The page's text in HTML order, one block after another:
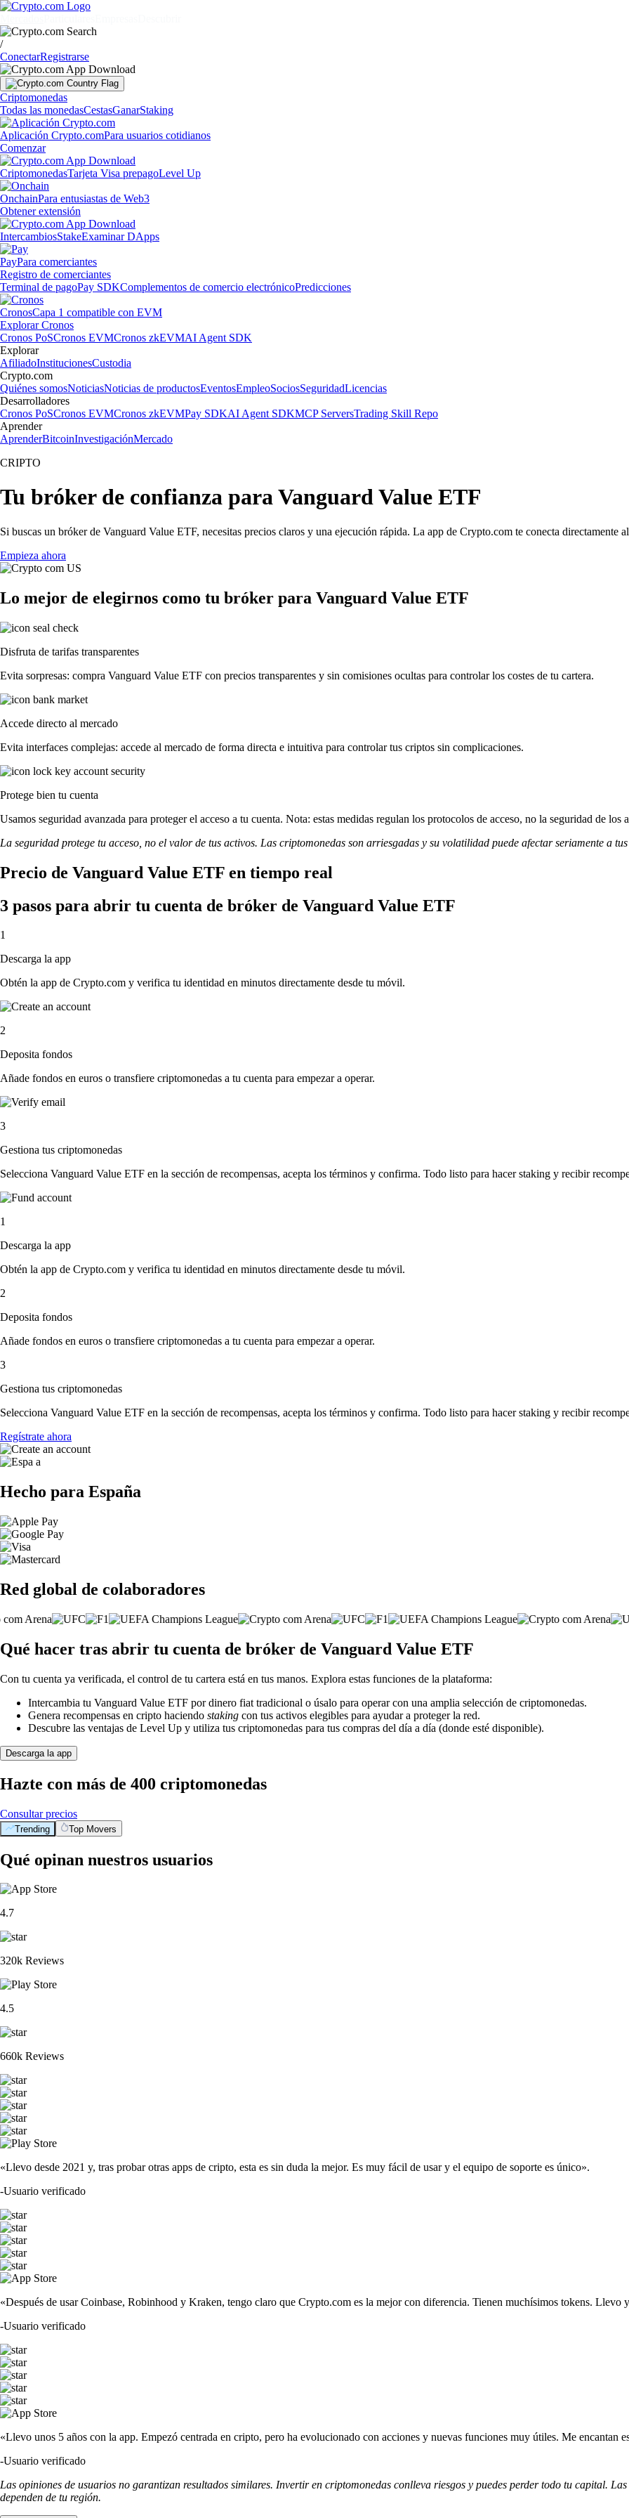
/
ConectarRegistrarse
Criptomonedas
Todas las monedasCestasGanarStaking
Aplicación Crypto.comPara usuarios cotidianos
Comenzar
CriptomonedasTarjeta Visa prepagoLevel Up
OnchainPara entusiastas de Web3
Obtener extensión
IntercambiosStakeExaminar DApps
PayPara comerciantes
Registro de comerciantes
Terminal de pagoPay SDKComplementos de comercio electrónicoPredicciones
CronosCapa 1 compatible con EVM
Explorar Cronos
Cronos PoSCronos EVMCronos zkEVMAI Agent SDK
Explorar
AfiliadoInstitucionesCustodia
Crypto.com
Quiénes somosNoticiasNoticias de productosEventosEmpleoSociosSeguridadLicencias
Desarrolladores
Cronos PoSCronos EVMCronos zkEVMPay SDKAI Agent SDKMCP ServersTrading Skill Repo
Aprender
AprenderBitcoinInvestigaciónMercado
CRIPTO
Tu bróker de confianza para Vanguard Value ETF
Si buscas un bróker de Vanguard Value ETF, necesitas precios claros y una ejecución rápida. La app de Crypto.com te conecta directamente
Empieza ahora
Lo mejor de elegirnos como tu bróker para Vanguard Value ETF
Disfruta de tarifas transparentes
Evita sorpresas: compra Vanguard Value ETF con precios transparentes y sin comisiones ocultas para controlar los costes de tu cartera.
Accede directo al mercado
Evita interfaces complejas: accede al mercado de forma directa e intuitiva para controlar tus criptos sin complicaciones.
Protege bien tu cuenta
Usamos seguridad avanzada para proteger el acceso a tu cuenta. Nota: estas medidas regulan los protocolos de acceso, no la seguridad de los
La seguridad protege tu acceso, no el valor de tus activos. Las criptomonedas son arriesgadas y su volatilidad puede afectar seriamente a
Precio de Vanguard Value ETF en tiempo real
3 pasos para abrir tu cuenta de bróker de Vanguard Value ETF
1
Descarga la app
Obtén la app de Crypto.com y verifica tu identidad en minutos directamente desde tu móvil.
2
Deposita fondos
Añade fondos en euros o transfiere criptomonedas a tu cuenta para empezar a operar.
3
Gestiona tus criptomonedas
Selecciona Vanguard Value ETF en la sección de recompensas, acepta los términos y confirma. Todo listo para hacer staking y recibir
1
Descarga la app
Obtén la app de Crypto.com y verifica tu identidad en minutos directamente desde tu móvil.
2
Deposita fondos
Añade fondos en euros o transfiere criptomonedas a tu cuenta para empezar a operar.
3
Gestiona tus criptomonedas
Selecciona Vanguard Value ETF en la sección de recompensas, acepta los términos y confirma. Todo listo para hacer staking y recibir
Regístrate ahora
Hecho para España
Red global de colaboradores
Qué hacer tras abrir tu cuenta de bróker de Vanguard Value ETF
Con tu cuenta ya verificada, el control de tu cartera está en tus manos. Explora estas funciones de la plataforma:
Intercambia tu Vanguard Value ETF por dinero fiat tradicional o úsalo para operar con una amplia selección de criptomonedas.
Genera recompensas en cripto haciendo staking con tus activos elegibles para ayudar a proteger la red.
Descubre las ventajas de Level Up y utiliza tus criptomonedas para tus compras del día a día (donde esté disponible).
Descarga la app
Hazte con más de 400 criptomonedas
Consultar precios
Trending Top Movers
Qué opinan nuestros usuarios
4.7
320k Reviews
4.5
660k Reviews
«Llevo desde 2021 y, tras probar otras apps de cripto, esta es sin duda la mejor. Es muy fácil de usar y el equipo de soporte es único».
-Usuario verificado
«Después de usar Coinbase, Robinhood y Kraken, tengo claro que Crypto.com es la mejor con diferencia. Tienen muchísimos tokens.
-Usuario verificado
«Llevo unos 5 años con la app. Empezó centrada en cripto, pero ha evolucionado con acciones y nuevas funciones muy útiles. Me encantan
-Usuario verificado
Las opiniones de usuarios no garantizan resultados similares. Invertir en criptomonedas conlleva riesgos y puedes perder todo tu capital.
dependen de tu región.